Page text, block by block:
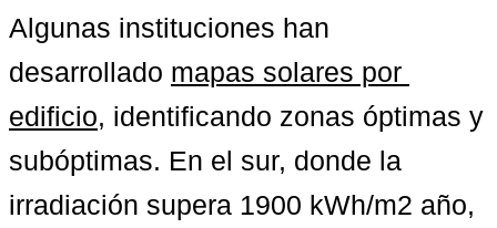
Algunas instituciones han
desarrollado mapas solares por
edificio, identificando zonas óptimas y
subóptimas. En el sur, donde la
irradiación supera 1900 kWh/m2 año,